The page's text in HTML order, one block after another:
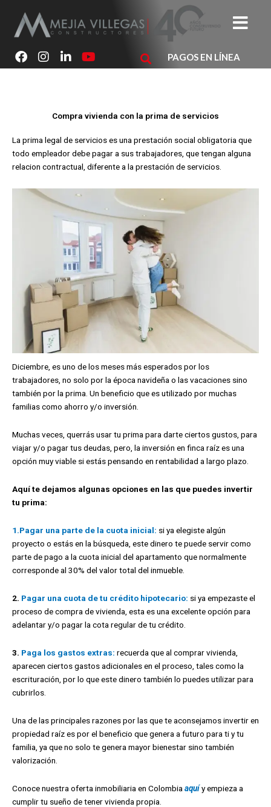
contenido
F
a
k
I
n
a
m
L
i
d
n
Y
o
b
PAGOS EN LÍNEA
Compra vivienda con la prima de servicios
La prima legal de servicios es una prestación social obligatoria que
todo empleador debe pagar a sus trabajadores, que tengan alguna
relacion contractual, diferente a la prestación de servicios.
Diciembre, es uno de los meses más esperados por los
trabajadores, no solo por la época navideña o las vacaciones sino
también por la prima. Un beneficio que es utilizado por muchas
familias como ahorro y/o inversión.
Muchas veces, querrás usar tu prima para darte ciertos gustos, para
viajar y/o pagar tus deudas, pero, la inversión en finca raíz es una
opción muy viable si estás pensando en rentabilidad a largo plazo.
Aquí te dejamos algunas opciones en las que puedes invertir
tu prima:
1.Pagar una parte de la cuota inicial: si ya elegiste algún
proyecto o estás en la búsqueda, este dinero te puede servir como
parte de pago a la cuota inicial del apartamento que normalmente
corresponde al 30% del valor total del inmueble.
2. Pagar una cuota de tu crédito hipotecario: si ya empezaste el
proceso de compra de vivienda, esta es una excelente opción para
adelantar y/o pagar la cota regular de tu crédito.
3. Paga los gastos extras: recuerda que al comprar vivienda,
aparecen ciertos gastos adicionales en el proceso, tales como la
escrituración, por lo que este dinero también lo puedes utilizar para
cubrirlos.
Una de las principales razones por las que te aconsejamos invertir en
propiedad raíz es por el beneficio que genera a futuro para ti y tu
familia, ya que no solo te genera mayor bienestar sino también
valorización.
Conoce nuestra oferta inmobiliaria en Colombia aquíy empieza a
cumplir tu sueño de tener vivienda propia.